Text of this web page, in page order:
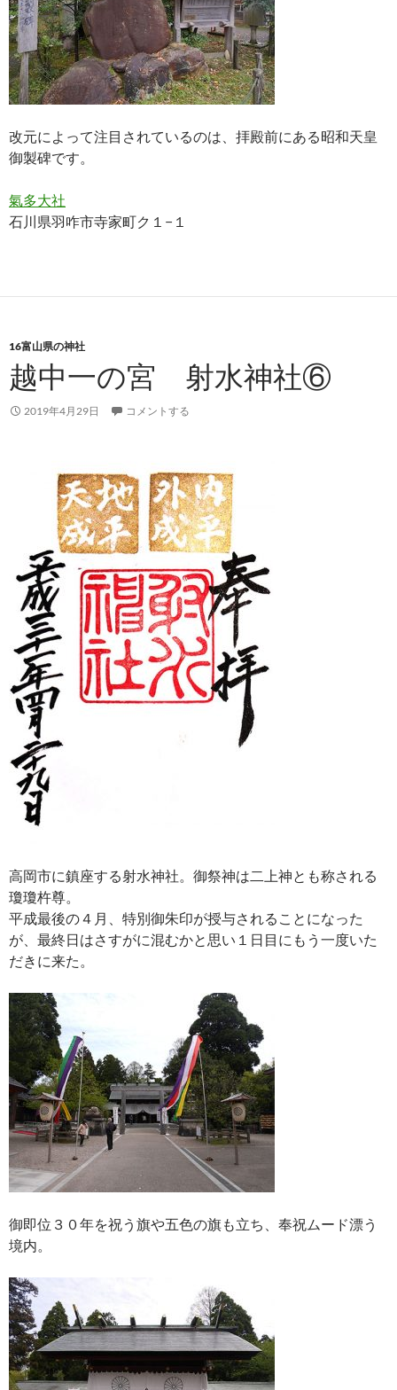
改元によって注目されているのは、拝殿前にある昭和天皇
御製碑です。
氣多大社
石川県羽咋市寺家町ク１−１
16富山県の神社
越中一の宮 射水神社⑥
2019年4月29日 コメントする
高岡市に鎮座する射水神社。御祭神は二上神とも称される
瓊瓊杵尊。
平成最後の４月、特別御朱印が授与されることになった
が、最終日はさすがに混むかと思い１日目にもう一度いた
だきに来た。
御即位３０年を祝う旗や五色の旗も立ち、奉祝ムード漂う
境内。